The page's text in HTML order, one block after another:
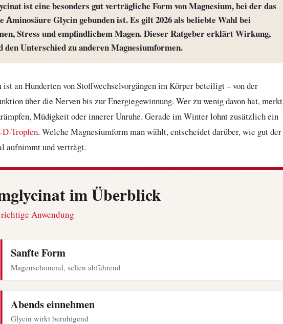
ist eine besonders gut verträgliche Form von Magnesium, bei der das
Aminosäure Glycin gebunden ist. Es gilt 2026 als beliebte Wahl bei
Stress und empfindlichem Magen. Dieser Ratgeber erklärt Wirkung,
den Unterschied zu anderen Magnesiumformen.
ist an Hunderten von Stoffwechselvorgängen im Körper beteiligt – von der
über die Nerven bis zur Energiegewinnung. Wer zu wenig davon hat, merkt
Müdigkeit oder innerer Unruhe. Gerade im Winter lohnt zusätzlich ein
Tropfen. Welche Magnesiumform man wählt, entscheidet darüber, wie gut der
aufnimmt und verträgt.
im Überblick
Anwendung
Sanfte Form
Magenschonend, selten abführend
Abends einnehmen
Glycin wirkt beruhigend